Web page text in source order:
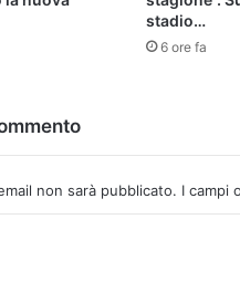
stadio…
6 ore fa
non sarà pubblicato. I campi